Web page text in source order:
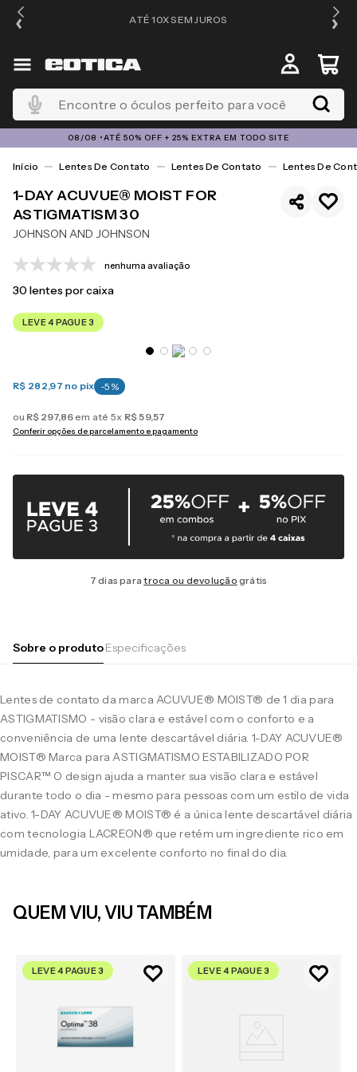
ATÉ 10X SEM JUROS
Encontre o óculos perfeito para você
08/08 •ATÉ 50% OFF + 25% EXTRA EM TODO SITE
Lentes De Contato Lentes De Contato Lentes De
1-DAY ACUVUE® MOIST FOR
ASTIGMATISM 30
JOHNSON AND JOHNSON
nenhuma avaliação
30lentes por caixa
LEVE 4 PAGUE 3
R$ 282,97 no pix -5 %
ou R$ 297,86 em até 5x R$59,57
Conferir opções de parcelamento e pagamento
7 dias paratroca ou devolução grátis
Sobre o produtoEspecificações
Lentes de contato da marca ACUVUE® MOIST® de 1 dia para
ASTIGMATISMO - visão clara e estável com o conforto e a
conveniência de uma lente descartável diária. 1-DAY ACUVUE®
MOIST® Marca para ASTIGMATISMO ESTABILIZADO POR
PISCAR™ O design ajuda a manter sua visão clara e estável
durante todo o dia - mesmo para pessoas com um estilo de vida
ativo. 1-DAY ACUVUE® MOIST® é a única lente descartável diária
com tecnologia LACREON® que retém um ingrediente rico em
umidade, para um excelente conforto no final do dia.
QUEM VIU, VIU TAMBÉM
LEVE 4 PAGUE 3 LEVE 4 PAGUE 3